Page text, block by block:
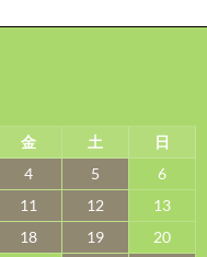
金 土
日
4 5
6
11 12
13
18 19
20